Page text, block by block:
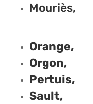
Mouriès,
Orange,
Orgon,
Pertuis,
Sault,